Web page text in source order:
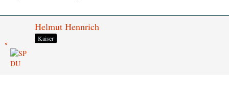
Helmut Hennrich
Kaiser